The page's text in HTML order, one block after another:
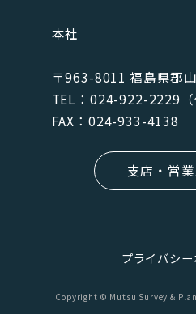
本社
〒963-8011 福島県郡
TEL：024-922-2229（
FAX：024-933-4138
支店・営
プライバシ
Copyright © Mutsu Survey &